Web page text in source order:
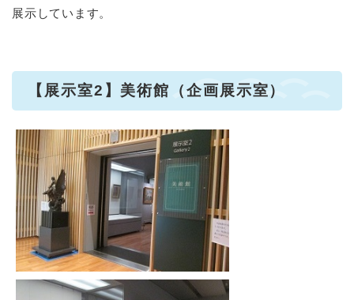
展示しています。
【展示室2】美術館（企画展示室）